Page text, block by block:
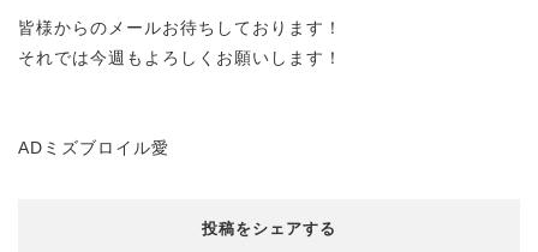
皆様からのメールお待ちしております！
それでは今週もよろしくお願いします！
ADミズブロイル愛
投稿をシェアする